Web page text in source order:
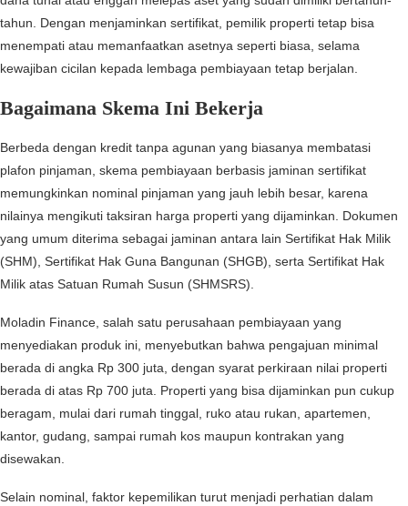
tahun. Dengan menjaminkan sertifikat, pemilik properti tetap bisa
menempati atau memanfaatkan asetnya seperti biasa, selama
kewajiban cicilan kepada lembaga pembiayaan tetap berjalan.
Bagaimana Skema Ini Bekerja
Berbeda dengan kredit tanpa agunan yang biasanya membatasi
plafon pinjaman, skema pembiayaan berbasis jaminan sertifikat
memungkinkan nominal pinjaman yang jauh lebih besar, karena
nilainya mengikuti taksiran harga properti yang dijaminkan. Dokumen
yang umum diterima sebagai jaminan antara lain Sertifikat Hak Milik
(SHM), Sertifikat Hak Guna Bangunan (SHGB), serta Sertifikat Hak
Milik atas Satuan Rumah Susun (SHMSRS).
Moladin Finance, salah satu perusahaan pembiayaan yang
menyediakan produk ini, menyebutkan bahwa pengajuan minimal
berada di angka Rp 300 juta, dengan syarat perkiraan nilai properti
berada di atas Rp 700 juta. Properti yang bisa dijaminkan pun cukup
beragam, mulai dari rumah tinggal, ruko atau rukan, apartemen,
kantor, gudang, sampai rumah kos maupun kontrakan yang
disewakan.
Selain nominal, faktor kepemilikan turut menjadi perhatian dalam